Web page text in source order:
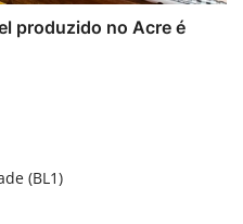
produzido no Acre é
(BL1)